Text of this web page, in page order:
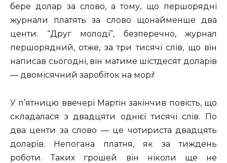
бере долар за слово, а тому, що першорядні
журнали платять за слово щонайменше два
центи. “Друг молоді”, безперечно, журнал
першорядний, отже, за три тисячі слів, що він
написав сьогодні, він матиме шістдесят доларів
— двомісячний заробіток на морі!
У п’ятницю ввечері Мартін закінчив повість, що
складалася з двадцяти однієї тисячі слів. По
два центи за слово — це чотириста двадцять
доларів. Непогана платня, як за тиждень
роботи. Таких грошей він ніколи ще не